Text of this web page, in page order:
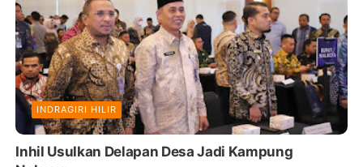
INDRAGIRI HILIR
Inhil Usulkan Delapan Desa Jadi Kampung